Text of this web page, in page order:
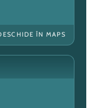
ÎN MAPS